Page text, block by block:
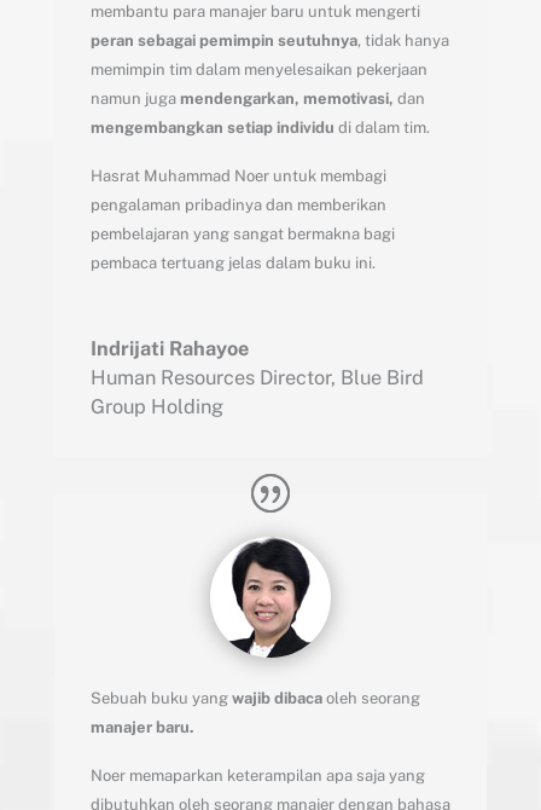
membantu para manajer baru untuk mengerti
peran sebagai pemimpin seutuhnya, tidak hanya
memimpin tim dalam menyelesaikan pekerjaan
namun juga mendengarkan, memotivasi, dan
mengembangkan setiap individu di dalam tim.
Hasrat Muhammad Noer untuk membagi
pengalaman pribadinya dan memberikan
pembelajaran yang sangat bermakna bagi
pembaca tertuang jelas dalam buku ini.
Indrijati Rahayoe
Human Resources Director, Blue Bird
Group Holding
Sebuah buku yang wajib dibacaoleh seorang
manajer baru.
Noer memaparkan keterampilan apa saja yang
dibutuhkan oleh seorang manajer dengan bahasa